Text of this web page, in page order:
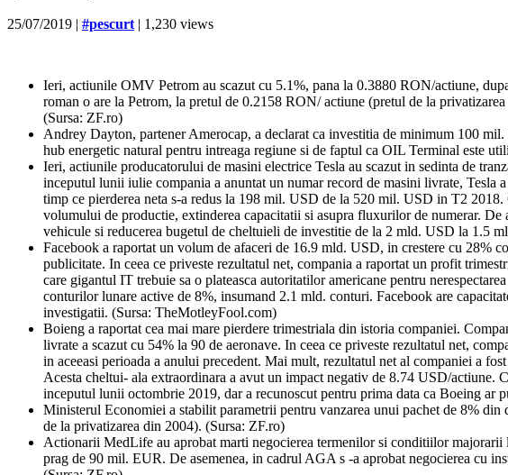
25/07/2019 | #pescurt | 1,230 views
Ieri, actiunile OMV Petrom au scazut cu 5.1%, pana la 0.3880 RON/actiune,
roman o are la Petrom, la pretul de 0.2158 RON/ actiune (pretul de la
(Sursa: ZF.ro)
Andrey Dayton, partener Amerocap, a declarat ca investitia de minimum 100
hub energetic natural pentru intreaga regiune si de faptul ca OIL Terminal este
Ieri, actiunile producatorului de masini electrice Tesla au scazut in sedinta de
inceputul lunii iulie compania a anuntat un numar record de masini livrate,
timp ce pierderea neta s-a redus la 198 mil. USD de la 520 mil. USD in T2
volumului de productie, extinderea capacitatii si asupra fluxurilor de numerar.
vehicule si reducerea bugetul de cheltuieli de investitie de la 2 mld. USD la 1.5
Facebook a raportat un volum de afaceri de 16.9 mld. USD, in crestere cu 28%
publicitate. In ceea ce priveste rezultatul net, compania a raportat un profit
care gigantul IT trebuie sa o plateasca autoritatilor americane pentru
conturilor lunare active de 8%, insumand 2.1 mld. conturi. Facebook are
investigatii. (Sursa: TheMotleyFool.com)
Boieng a raportat cea mai mare pierdere trimestriala din istoria companiei.
livrate a scazut cu 54% la 90 de aeronave. In ceea ce priveste rezultatul net,
in aceeasi perioada a anului precedent. Mai mult, rezultatul net al companiei a
Acesta cheltui- ala extraordinara a avut un impact negativ de 8.74 USD/
inceputul lunii octombrie 2019, dar a recunoscut pentru prima data ca Boeing ar
Ministerul Economiei a stabilit parametrii pentru vanzarea unui pachet de 8%
de la privatizarea din 2004). (Sursa: ZF.ro)
Actionarii MedLife au aprobat marti negocierea termenilor si conditiilor
prag de 90 mil. EUR. De asemenea, in cadrul AGA s -a aprobat negocierea cu